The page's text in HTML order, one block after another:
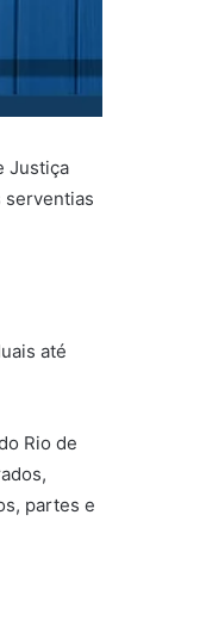
Justiça
serventias
até
Rio de
partes e